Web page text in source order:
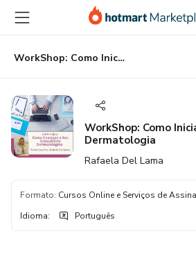
para
conteúdo
principal
para
pagamento
para
rodapé
WorkShop: Como Iniciar o Consultório na Dermatologia
WorkShop: Como
Dermatologia
Rafaela Del Lama
Formato: Cursos Online e Serviços de
Idioma: Português